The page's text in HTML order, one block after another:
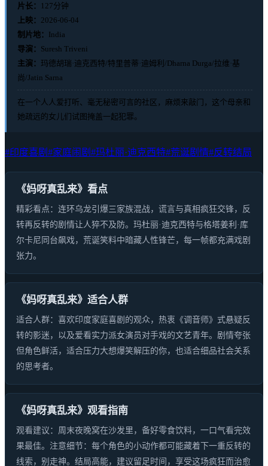
片长：
127分钟
上映： 2026-06-04
制片地： India
导演： Suresh Triveni
主演： 玛德胡瑞·迪克西特/特里普蒂·迪姆利/Dharna Durga/拉维·基
尚/Jatin Sarna
在一个人人爱打听、毫无秘密可言的社区，麻烦来敲门，这个母亲和
她疏远的女儿们试图掩盖一起犯罪。
#印度喜剧 #家庭闹剧 #玛杜丽·迪克西特#荒诞剧情#反转结局
《妈呀真乱来》看点
精彩看点：连环乌龙引爆三家族混战，谎言与真相疯狂交锋，反
转再反转的剧情让人猝不及防。玛杜丽·迪克西特与格塔姜利·库
尔卡尼同台飙戏，荒诞笑料中暗藏人性锋芒，每一帧都充满戏剧
张力。
《妈呀真乱来》适合人群
适合人群：喜欢印度家庭喜剧的观众，热衷《调音师》式悬疑反
转的影迷，以及爱看实力派女演员对手戏的文艺青年。剧情夸张
但角色鲜活，适合压力大想爆笑解压的你，也适合细品社会关系
的思考者。
《妈呀真乱来》观看指南
观看建议：周末夜晚窝在沙发里，备好零食饮料，一口气看完效
果最佳。注意细节：每个角色的小动作都可能藏着下一重反转的
线索，别走神。结局高能，建议留足时间，享受这场疯狂而治愈